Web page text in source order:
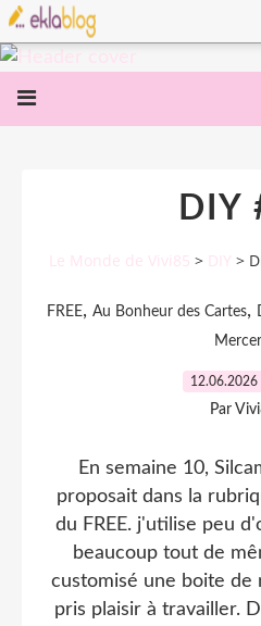
DIY
Le Monde de Vivi85 > DIY >
FREE, Au Bonheur des Cartes,
12.06.2026
Par
En semaine 10,
proposait dans la
du FREE. j'utilise peu
beaucoup tout de
customisé une boite
pris plaisir à travailler.